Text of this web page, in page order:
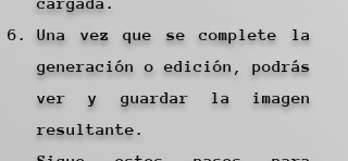
Una vez que se complete la
generación o edición, podrás
ver y guardar la imagen
resultante.